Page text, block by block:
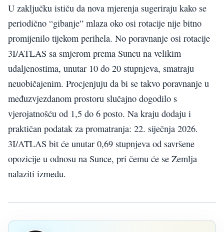
U zaključku ističu da nova mjerenja sugeriraju kako se
periodično “gibanje” mlaza oko osi rotacije nije bitno
promijenilo tijekom perihela. No poravnanje osi rotacije
3I/ATLAS sa smjerom prema Suncu na velikim
udaljenostima, unutar 10 do 20 stupnjeva, smatraju
neuobičajenim. Procjenjuju da bi se takvo poravnanje u
međuzvjezdanom prostoru slučajno dogodilo s
vjerojatnošću od 1,5 do 6 posto. Na kraju dodaju i
praktičan podatak za promatranja: 22. siječnja 2026.
3I/ATLAS bit će unutar 0,69 stupnjeva od savršene
opozicije u odnosu na Sunce, pri čemu će se Zemlja
nalaziti između.